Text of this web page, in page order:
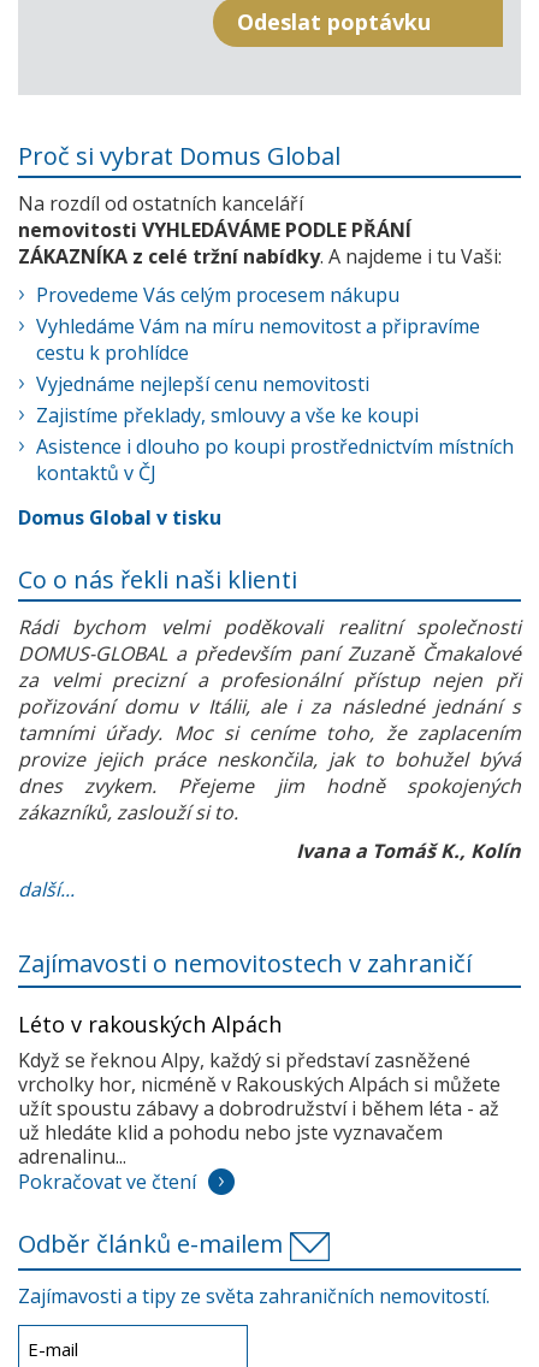
Proč si vybrat Domus Global
Na rozdíl od ostatních kanceláří
nemovitosti VYHLEDÁVÁME PODLE PŘÁNÍ
ZÁKAZNÍKA z celé tržní nabídky. A najdeme i tu Vaši:
Provedeme Vás celým procesem nákupu
Vyhledáme Vám na míru nemovitost a připravíme
cestu k prohlídce
Vyjednáme nejlepší cenu nemovitosti
Zajistíme překlady, smlouvy a vše ke koupi
Asistence i dlouho po koupi prostřednictvím místních
kontaktů v ČJ
Domus Global v tisku
Co o nás řekli naši klienti
Rádi bychom velmi poděkovali realitní společnosti
DOMUS-GLOBAL a především paní Zuzaně Čmakalové
za velmi precizní a profesionální přístup nejen při
pořizování domu v Itálii, ale i za následné jednání s
tamními úřady. Moc si ceníme toho, že zaplacením
provize jejich práce neskončila, jak to bohužel bývá
dnes zvykem. Přejeme jim hodně spokojených
zákazníků, zaslouží si to.
Ivana a Tomáš K., Kolín
další...
Zajímavosti o nemovitostech v zahraničí
Léto v rakouských Alpách
Když se řeknou Alpy, každý si představí zasněžené
vrcholky hor, nicméně v Rakouských Alpách si můžete
užít spoustu zábavy a dobrodružství i během léta - až
už hledáte klid a pohodu nebo jste vyznavačem
adrenalinu...
Pokračovat ve čtení
Odběr článků e-mailem
Zajímavosti a tipy ze světa zahraničních nemovitostí.